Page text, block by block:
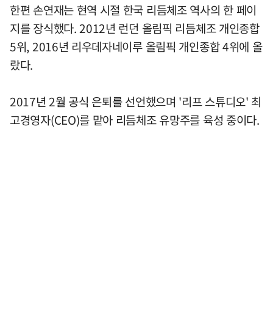
한편 손연재는 현역 시절 한국 리듬체조 역사의 한 페이
지를 장식했다. 2012년 런던 올림픽 리듬체조 개인종합
5위, 2016년 리우데자네이루 올림픽 개인종합 4위에 올
랐다.
2017년 2월 공식 은퇴를 선언했으며 '리프 스튜디오' 최
고경영자(CEO)를 맡아 리듬체조 유망주를 육성 중이다.